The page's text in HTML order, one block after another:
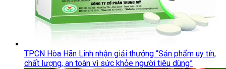
TPCN Hòa Hãn Linh nhận giải thưởng “Sản phẩm uy tín,
chất lượng, an toàn vì sức khỏe người tiêu dùng”